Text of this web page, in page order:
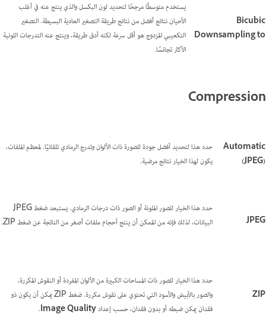
Bicubic
Downsampling to
يستخدم متوسطًا مرجحًا لتحديد لون البكسل والذي ينتج عنه في أغلب
الأحيان نتائج أفضل من نتائج طريقة التصغير العادية البسيطة. التصغير
التكعيبي المزدوج هو أقل سرعة لكنه أدق طريقة، وينتج عنه التدرجات اللونية
الأكثر تجانسًا.
Compression
Automatic
(JPEG)
حدد هذا لتحديد أفضل جودة للصورة ذات الألوان وتدرج الرمادي تلقائيًا. لمعظم الملفات،
يكون لهذا الخيار نتائج مرضية.
JPEG
حدد هذا الخيار للصور الملونة أو الصور ذات درجات الرمادي. يستبعد ضغط JPEG
البيانات، لذلك فإنه من الممكن أن ينتج أحجام ملفات أصغر من الناتجة عن ضغط ZIP.
ZIP
حدد هذا الخيار للصور ذات المساحات الكبيرة من الألوان المفردة أو النقوش المكررة،
والصور بالأبيض والأسود التي تحتوي على نقوش مكررة. ضغط ZIP يمكن أن يكون ذو
فقدان يمكن ضبطه أو بدون فقدان، حسب إعدادImage Quality
.